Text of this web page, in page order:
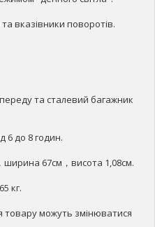
вказівники поворотів.
та сталевий багажник
6 до 8 годин.
67см，висота 1,08см.
кг.
товару можуть змінюватися